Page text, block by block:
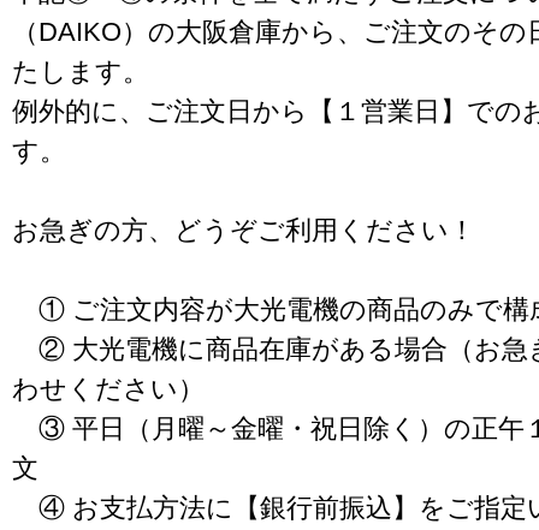
（DAIKO）の大阪倉庫から、ご注文のそ
たします。
例外的に、ご注文日から【１営業日】での
す。
お急ぎの方、どうぞご利用ください！
① ご注文内容が大光電機の商品のみで構
② 大光電機に商品在庫がある場合（お急
わせください）
③ 平日（月曜～金曜・祝日除く）の正午
文
④ お支払方法に【銀行前振込】をご指定